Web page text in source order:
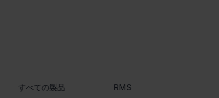
​すべての製品 ​RMS